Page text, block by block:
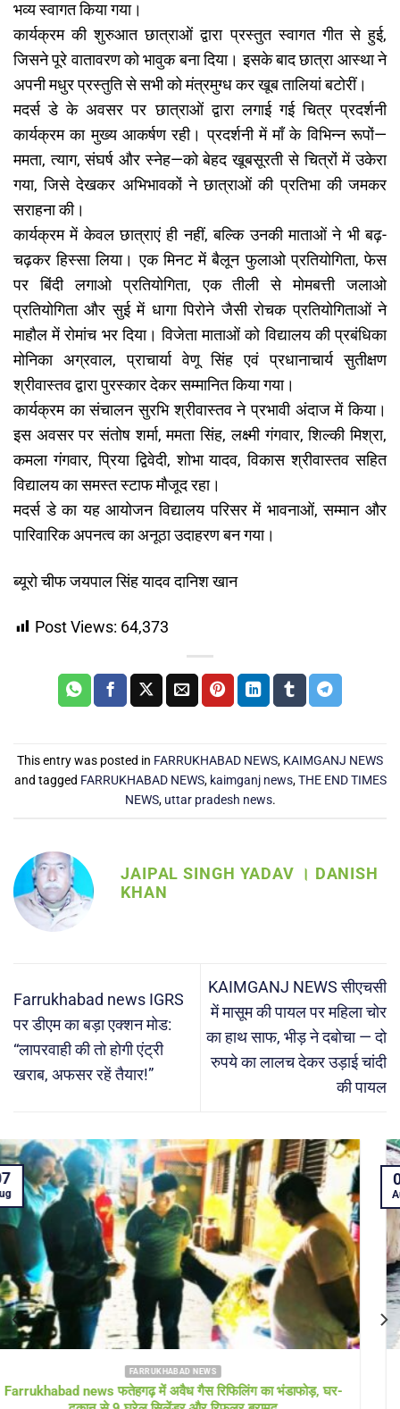
भव्य स्वागत किया गया।
कार्यक्रम की शुरुआत छात्राओं द्वारा प्रस्तुत स्वागत गीत से हुई,
जिसने पूरे वातावरण को भावुक बना दिया। इसके बाद छात्रा आस्था ने
अपनी मधुर प्रस्तुति से सभी को मंत्रमुग्ध कर खूब तालियां बटोरीं।
मदर्स डे के अवसर पर छात्राओं द्वारा लगाई गई चित्र प्रदर्शनी
कार्यक्रम का मुख्य आकर्षण रही। प्रदर्शनी में माँ के विभिन्न रूपों—
ममता, त्याग, संघर्ष और स्नेह—को बेहद खूबसूरती से चित्रों में उकेरा
गया, जिसे देखकर अभिभावकों ने छात्राओं की प्रतिभा की जमकर
सराहना की।
कार्यक्रम में केवल छात्राएं ही नहीं, बल्कि उनकी माताओं ने भी बढ़-
चढ़कर हिस्सा लिया। एक मिनट में बैलून फुलाओ प्रतियोगिता, फेस
पर बिंदी लगाओ प्रतियोगिता, एक तीली से मोमबत्ती जलाओ
प्रतियोगिता और सुई में धागा पिरोने जैसी रोचक प्रतियोगिताओं ने
माहौल में रोमांच भर दिया। विजेता माताओं को विद्यालय की प्रबंधिका
मोनिका अग्रवाल, प्राचार्या वेणू सिंह एवं प्रधानाचार्य सुतीक्षण
श्रीवास्तव द्वारा पुरस्कार देकर सम्मानित किया गया।
कार्यक्रम का संचालन सुरभि श्रीवास्तव ने प्रभावी अंदाज में किया।
इस अवसर पर संतोष शर्मा, ममता सिंह, लक्ष्मी गंगवार, शिल्की मिश्रा,
कमला गंगवार, प्रिया द्विवेदी, शोभा यादव, विकास श्रीवास्तव सहित
विद्यालय का समस्त स्टाफ मौजूद रहा।
मदर्स डे का यह आयोजन विद्यालय परिसर में भावनाओं, सम्मान और
पारिवारिक अपनत्व का अनूठा उदाहरण बन गया।
ब्यूरो चीफ जयपाल सिंह यादव दानिश खान
Post Views: 64,373
This entry was posted in FARRUKHABAD NEWS, KAIMGANJ NEWS
and tagged FARRUKHABAD NEWS, kaimganj news,THE END TIMES
NEWS, uttar pradesh news.
JAIPAL SINGH YADAV । DANISH
KHAN
Farrukhabad news IGRS
पर डीएम का बड़ा एक्शन मोड:
“लापरवाही की तो होगी एंट्री
खराब, अफसर रहें तैयार!”
KAIMGANJ NEWS सीएचसी
में मासूम की पायल पर महिला चोर
का हाथ साफ, भीड़ ने दबोचा — दो
रुपये का लालच देकर उड़ाई चांदी
की पायल
FARRUKHABAD NEWS KAIMGANJ NEWS
KAIMGANJ NEWS प्रधानमंत्री आवास योजना पर उठे सवाल! कच्चे
05
Aug